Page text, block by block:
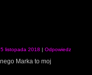
5 listopada 2018 Odpowiedz
Marka to moj